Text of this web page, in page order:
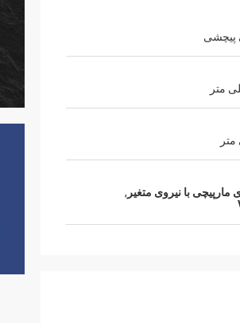
را از نوروی سفارش داده ایم ، هرگز
وجود ندارد و ما از همیشه مرتباً از
پیچشی
با نیروی متغیر ,